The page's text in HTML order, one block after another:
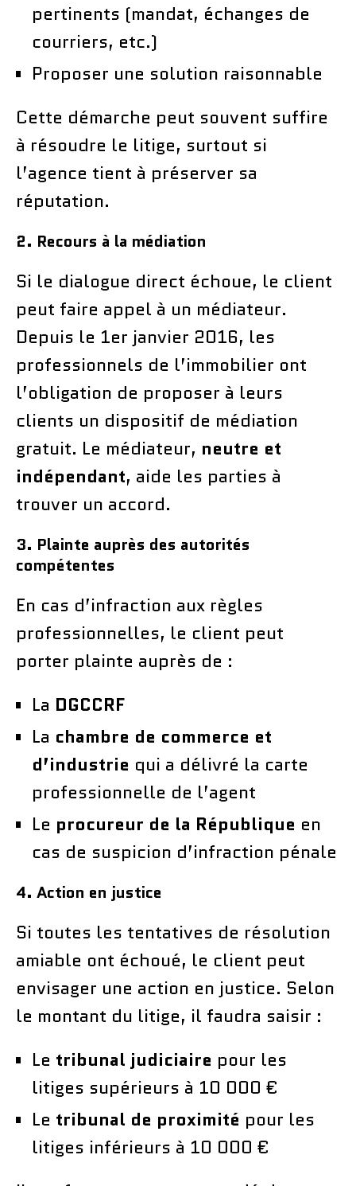
pertinents (mandat, échanges de
courriers, etc.)
Proposer une solution raisonnable
Cette démarche peut souvent suffire
à résoudre le litige, surtout si
l’agence tient à préserver sa
réputation.
2. Recours à la médiation
Si le dialogue direct échoue, le client
peut faire appel à un médiateur.
Depuis le 1er janvier 2016, les
professionnels de l’immobilier ont
l’obligation de proposer à leurs
clients un dispositif de médiation
gratuit. Le médiateur, neutre et
indépendant, aide les parties à
trouver un accord.
3. Plainte auprès des autorités
compétentes
En cas d’infraction aux règles
professionnelles, le client peut
porter plainte auprès de :
La DGCCRF
La chambre de commerce et
d’industrie qui a délivré la carte
professionnelle de l’agent
Le procureur de la République en
cas de suspicion d’infraction pénale
4. Action en justice
Si toutes les tentatives de résolution
amiable ont échoué, le client peut
envisager une action en justice. Selon
le montant du litige, il faudra saisir :
Le tribunal judiciaire pour les
litiges supérieurs à 10 000 €
Le tribunal de proximité pour les
litiges inférieurs à 10 000 €